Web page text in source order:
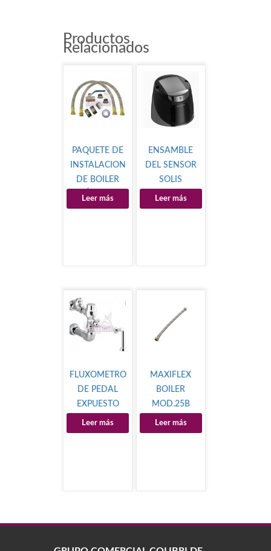
Productos
Relacionados
PAQUETE DE
INSTALACION
DE BOILER
ELÉCTRICO
Leer más
ENSAMBLE
DEL SENSOR
SOLIS
Leer más
FLUXOMETRO
DE PEDAL
EXPUESTO
Leer más
MAXIFLEX
BOILER
MOD.25B
Leer más